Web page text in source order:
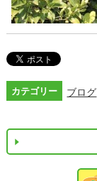
カテゴリー ブログ